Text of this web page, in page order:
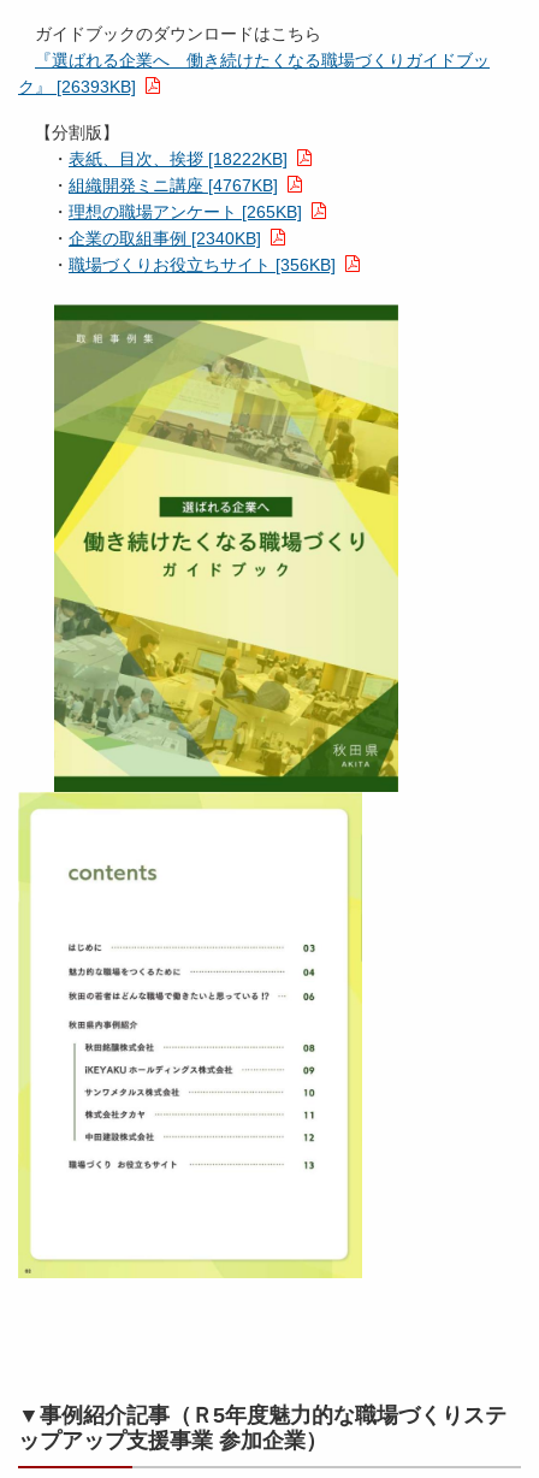
ガイドブックのダウンロードはこちら
『選ばれる企業へ 働き続けたくなる職場づくりガイドブッ
ク』 [26393KB]
【分割版】
・ 表紙、目次、挨拶 [18222KB]
・ 組織開発ミニ講座 [4767KB]
・ 理想の職場アンケート [265KB]
・ 企業の取組事例 [2340KB]
・ 職場づくりお役立ちサイト [356KB]
▼事例紹介記事（Ｒ5年度魅力的な職場づくりステ
ップアップ支援事業 参加企業）